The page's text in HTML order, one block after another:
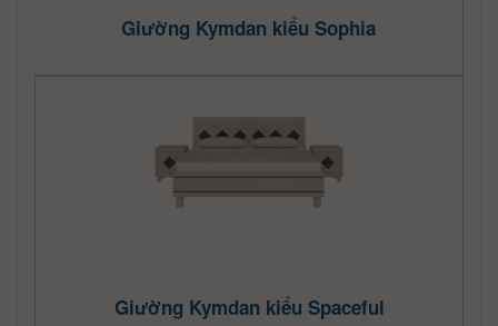
Giường Kymdan kiểu Sophia
Giường Kymdan kiểu Spaceful